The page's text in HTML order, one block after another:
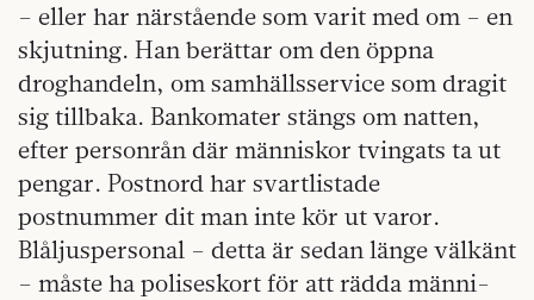
– eller har närstående som varit med om – en
skjutning. Han berättar om den öppna
droghandeln, om samhällsservice som dragit
sig tillbaka. Bankomater stängs om natten,
efter personrån där människor tvingats ta ut
pengar. Postnord har svartlistade
postnummer dit man inte kör ut varor.
Blåljuspersonal – detta är sedan länge välkänt
– måste ha poliseskort för att rädda männi­